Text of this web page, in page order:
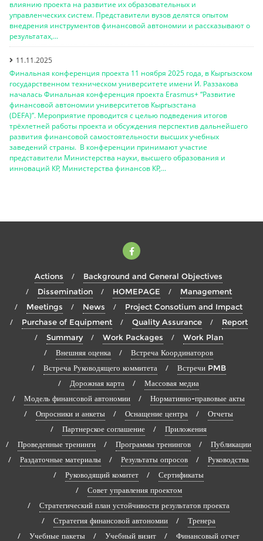
влиянию проекта на развитие их образовательных и
управленческих систем. Представители вузов делятся опытом
внедрения инструментов финансовой автономии и рассказывают о
результатах,...
11.11.2025
Финальная конференция проекта 11 ноября 2025 года, в Кыргызском
государственном техническом университете имени И. Раззакова
началась Финальная конференция проекта Erasmus+ “Развитие
финансовой автономии университетов Кыргызстана
(DEFA)”. Мероприятие проводится с целью подведения итогов
трёхлетней работы проекта и обсуждения перспектив дальнейшего
развития финансовой самостоятельности высших учебных
заведений страны. В конференции принимают участие
представители Министерства науки, высшего образования и
инноваций КР, Министерства финансов КР,...
Actions
Background and General Objectives
Dissemination
HOMEPAGE
Management
Meetings
News
Project Consotium and Impact
Purchase of Equipment
Quality Assurance
Report
Summary
Work Packages
Work Plan
Внешняя оценка
Встреча Координаторов
Встреча Руководящего коммитета
Встречи PMB
Дорожная карта
Массовая медиа
Модель финансовой автономии
Нормативно-правовые акты
Опросники и анкеты
Оснащение центра
Отчеты
Партнерское соглашение
Приложения
Проведенные тренинги
Программы тренингов
Публикации
Раздаточные материалы
Результаты опросов
Руководства
Руководящий комитет
Сертификаты
Совет управления проектом
Стратегический план устойчивости результатов проекта
Стратегия финансовой автономии
Тренера
Учебные пакеты
Учебный визит Финансовый отчет